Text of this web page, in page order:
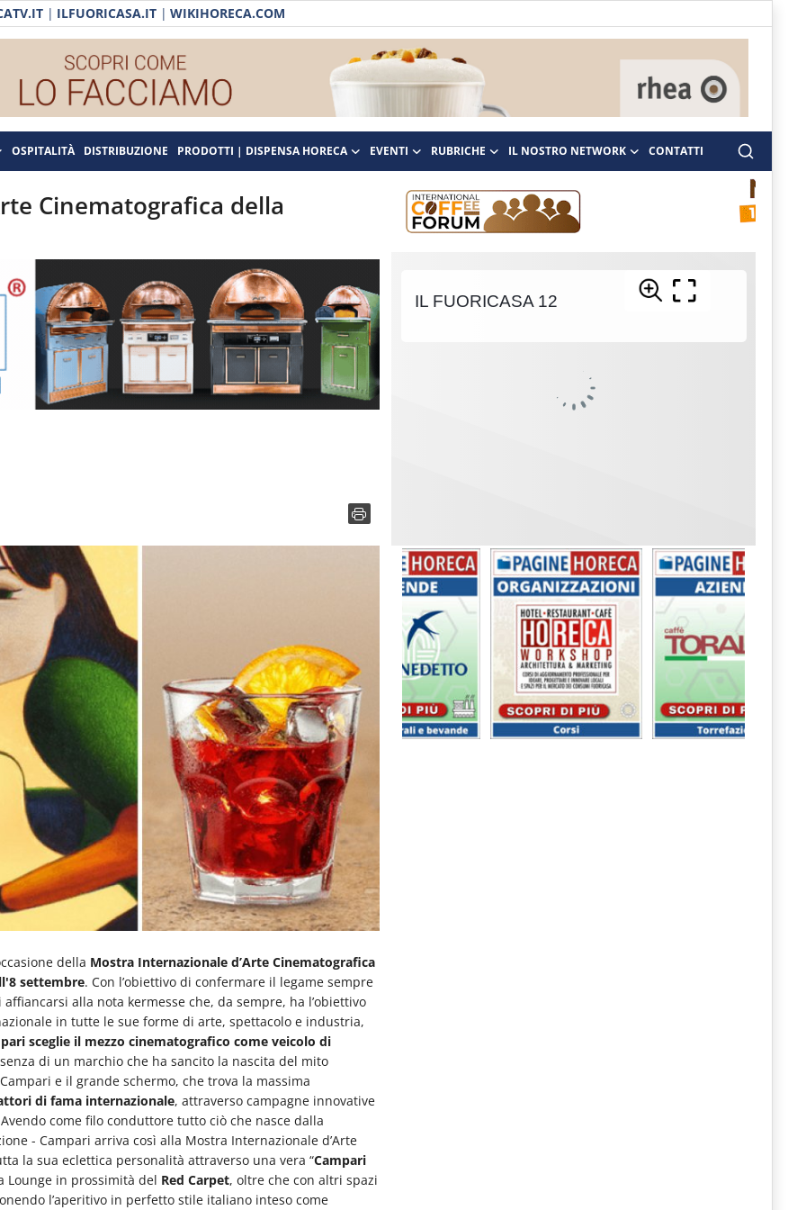
| ILFUORICASA.IT | WIKIHORECA.COM
OSPITALITÀ DISTRIBUZIONE PRODOTTI | DISPENSA HORECA EVENTI RUBRICHE IL NOSTRO NETWORK CONTATTI
Cinematografica della
della Mostra Internazionale d’Arte Cinematografica
settembre. Con l’obiettivo di confermare il legame sempre
alla nota kermesse che, da sempre, ha l’obiettivo
in tutte le sue forme di arte, spettacolo e industria,
sceglie il mezzo cinematografico come veicolo di
di un marchio che ha sancito la nascita del mito
e il grande schermo, che trova la massima
di fama internazionale, attraverso campagne innovative
come filo conduttore tutto ciò che nasce dalla
- Campari arriva così alla Mostra Internazionale d’Arte
la sua eclettica personalità attraverso una vera “Campari
Lounge in prossimità del Red Carpet, oltre che con altri spazi
l’aperitivo in perfetto stile italiano inteso come